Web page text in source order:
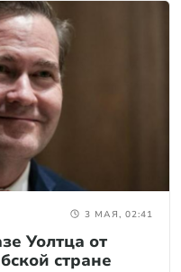
3 МАЯ, 02:41
Уолтца от
стране